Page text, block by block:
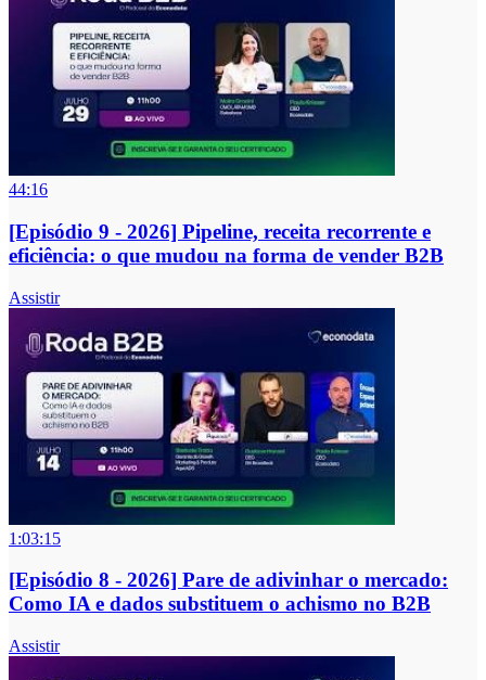
44:16
[Episódio 9 - 2026] Pipeline, receita recorrente e
eficiência: o que mudou na forma de vender B2B
Assistir
1:03:15
[Episódio 8 - 2026] Pare de adivinhar o mercado:
Como IA e dados substituem o achismo no B2B
Assistir